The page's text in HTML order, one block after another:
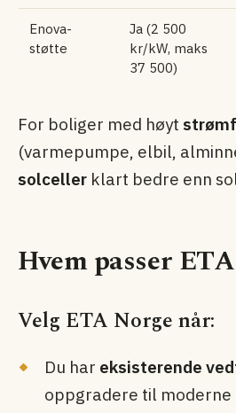
Enova-
støtte
Ja (2 500
kr/kW, maks
37 500)
For boliger med høyt
(varmepumpe, elbil,
solceller klart bedre enn
Hvem passer
Velg ETA Norge når:
Du har eksisterende
oppgradere til